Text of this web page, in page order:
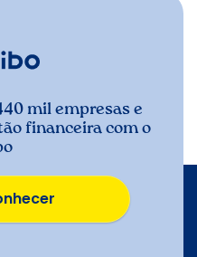
mil empresas e
financeira com o